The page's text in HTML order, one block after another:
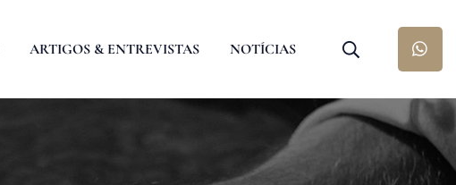
ARTIGOS & ENTREVISTAS NOTÍCIAS